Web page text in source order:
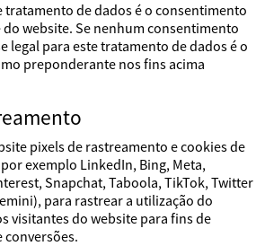
tratamento de dados é o consentimento
website. Se nenhum consentimento
legal para este tratamento de dados é o
preponderante nos fins acima
pixels de rastreamento e cookies de
exemplo LinkedIn, Bing, Meta,
Snapchat, Taboola, TikTok, Twitter
para rastrear a utilização do
visitantes do website para fins de
conversões.